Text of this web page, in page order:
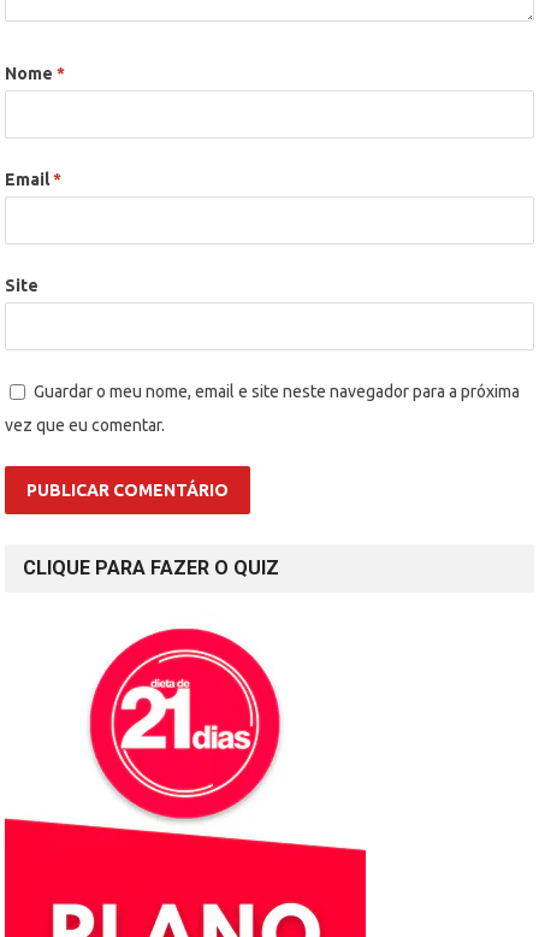
Nome*
Email*
Site
Guardar o meu nome, email e site neste navegador para a próxima
vez que eu comentar.
CLIQUE PARA FAZER O QUIZ